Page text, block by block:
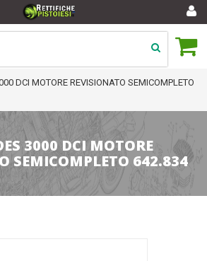
DCI MOTORE REVISIONATO SEMICOMPLETO
3000 DCI MOTORE
SEMICOMPLETO 642.834